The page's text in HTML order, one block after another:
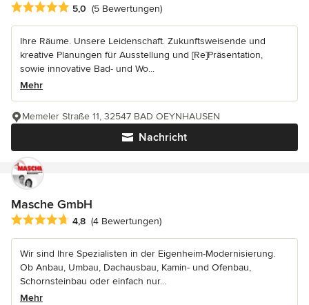
Durchschnittliche Bewertung: 5 von 5 Sternen
5,0 (5 Bewertungen)
Ihre Räume. Unsere Leidenschaft. Zukunftsweisende und
kreative Planungen für Ausstellung und [Re]Präsentation,
sowie innovative Bad- und Wo...
Mehr
Nachricht
Memeler Straße 11, 32547 BAD OEYNHAUSEN
Masche GmbH
Durchschnittliche Bewertung: 4.8 von 5 Sternen
4,8 (4 Bewertungen)
Wir sind Ihre Spezialisten in der Eigenheim-Modernisierung.
Ob Anbau, Umbau, Dachausbau, Kamin- und Ofenbau,
Schornsteinbau oder einfach nur...
Mehr